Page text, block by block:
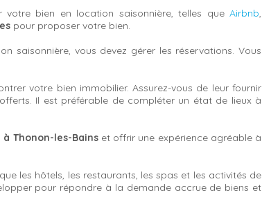
bien en location saisonnière, telles que Airbnb,
pour proposer votre bien.
saisonnière, vous devez gérer les réservations. Vous
votre bien immobilier. Assurez-vous de leur fournir
Il est préférable de compléter un état de lieux à
Thonon-les-Bainset offrir une expérience agréable à
les hôtels, les restaurants, les spas et les activités de
pour répondre à la demande accrue de biens et